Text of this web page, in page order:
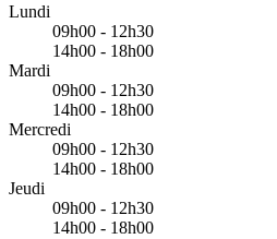
Lundi
09h00 - 12h30
14h00 - 18h00
Mardi
09h00 - 12h30
14h00 - 18h00
Mercredi
09h00 - 12h30
14h00 - 18h00
Jeudi
09h00 - 12h30
14h00 - 18h00